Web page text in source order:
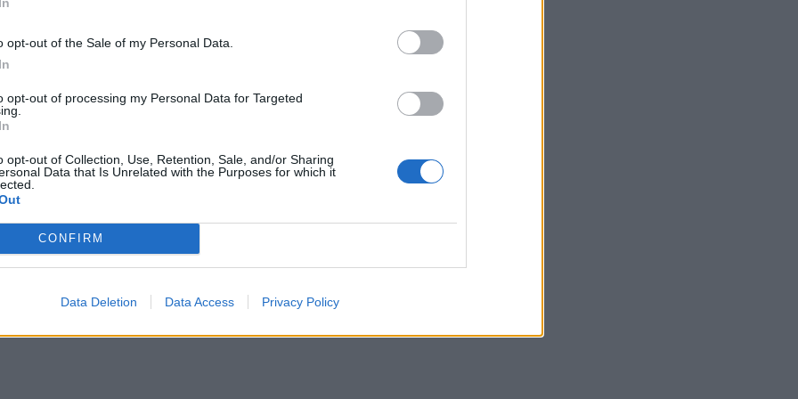
opt-out of the Sale of my Personal Data.
opt-out of processing my Personal Data for Targeted
opt-out of Collection, Use, Retention, Sale, and/or Sharing
Data that Is Unrelated with the Purposes for which it
CONFIRM
Data Deletion Data Access Privacy Policy
Photo Credits: @Ευρωπαϊκό Πανεπιστήμιο Κύπρου
όλο το φάσμα της Φαρμακευτικής
εκπαίδευση σε όλες τις βασικές και
επιστήμης, συνδυάζοντας
.